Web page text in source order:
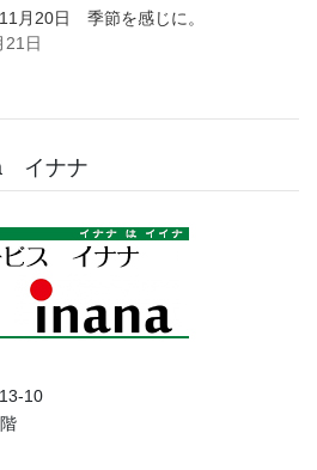
月20日 季節を感じに。
21日
イナナ
10